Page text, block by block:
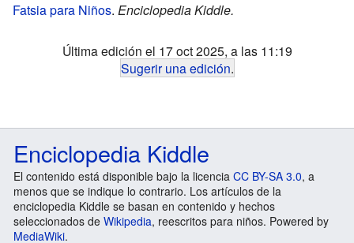
Fatsia para Niños. Enciclopedia Kiddle.
Última edición el 17 oct 2025, a las 11:19
Sugerir una edición.
Enciclopedia Kiddle
El contenido está disponible bajo la licencia CC BY-SA 3.0, a
menos que se indique lo contrario. Los artículos de la
enciclopedia Kiddle se basan en contenido y hechos
seleccionados de Wikipedia, reescritos para niños. Powered by
MediaWiki.